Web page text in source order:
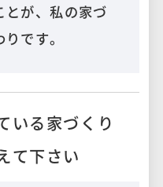
とが、私の家づ
です。
いる家づくり
て下さい